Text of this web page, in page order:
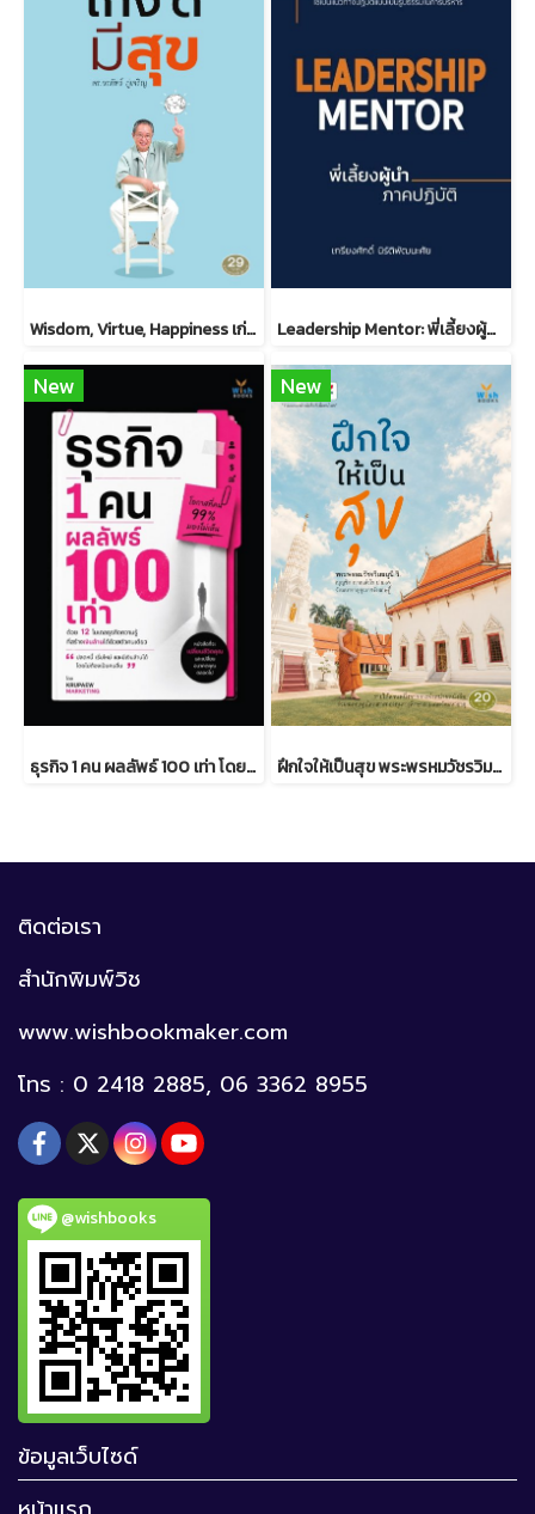
Wisdom, Virtue, Happiness เก่ง ดี มีสุข ดร.วรภัทร์ ภู่เจริญ Leadership Mentor: พี่เลี้ยงผู้นำ ภาคปฏิบัติ
New
ธุรกิจ 1 คน ผลลัพธ์ 100 เท่า โดยครูแป๋ว จุฑามาศ อ่อนประดิษฐ
New
ฝึกใจให้เป็นสุข พระพรหมวัชรวิมลมุนี วิ. (บุญชิต ญาณสํวโร ป.ธ.9)
ติดต่อเรา
สำนักพิมพ์วิช
www.wishbookmaker.com
โทร : 0 2418 2885, 06 3362 8955
@wishbooks
ข้อมูลเว็บไซด์